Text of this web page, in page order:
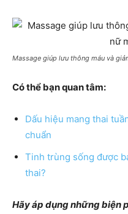
Massage giúp lưu thông máu và
Có thể bạn quan tâm:
Dấu hiệu mang thai
chuẩn
Tinh trùng sống được
thai?
Hãy áp dụng những biện